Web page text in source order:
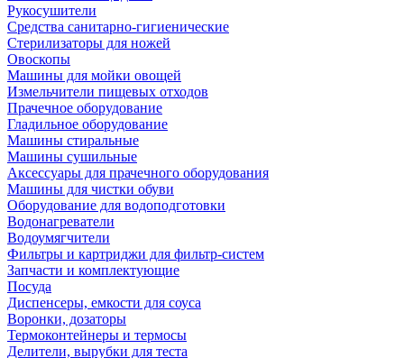
Рукосушители
Средства санитарно-гигиенические
Стерилизаторы для ножей
Овоскопы
Машины для мойки овощей
Измельчители пищевых отходов
Прачечное оборудование
Гладильное оборудование
Машины стиральные
Машины сушильные
Аксессуары для прачечного оборудования
Машины для чистки обуви
Оборудование для водоподготовки
Водонагреватели
Водоумягчители
Фильтры и картриджи для фильтр-систем
Запчасти и комплектующие
Посуда
Диспенсеры, емкости для соуса
Воронки, дозаторы
Термоконтейнеры и термосы
Делители, вырубки для теста